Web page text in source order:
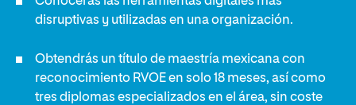
disruptivas y utilizadas en una organización.
Obtendrás un título de maestría mexicana con
reconocimiento RVOE en solo 18 meses, así como
tres diplomas especializados en el área, sin coste